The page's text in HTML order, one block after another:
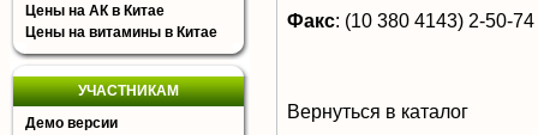
Цены на АК в Китае
Цены на витамины в Китае
УЧАСТНИКАМ
Демо версии
Факс: (10 380 4143) 2-50-74
Вернуться в каталог